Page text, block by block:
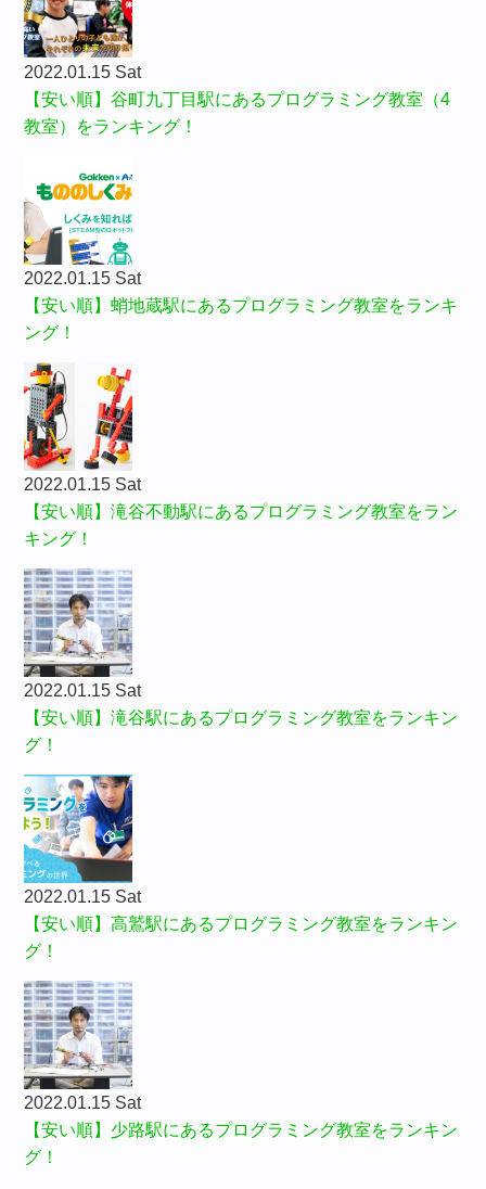
2022.01.15 Sat
【安い順】谷町九丁目駅にあるプログラミング教室（4
教室）をランキング！
2022.01.15 Sat
【安い順】蛸地蔵駅にあるプログラミング教室をランキ
ング！
2022.01.15 Sat
【安い順】滝谷不動駅にあるプログラミング教室をラン
キング！
2022.01.15 Sat
【安い順】滝谷駅にあるプログラミング教室をランキン
グ！
2022.01.15 Sat
【安い順】高鷲駅にあるプログラミング教室をランキン
グ！
2022.01.15 Sat
【安い順】少路駅にあるプログラミング教室をランキン
グ！